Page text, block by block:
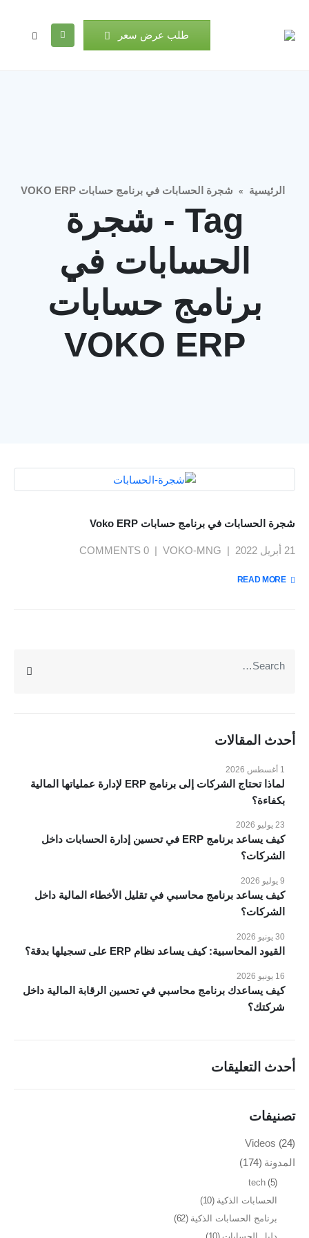
طلب عرض سعر
الرئيسية » شجرة الحسابات في برنامج حسابات VOKO ERP
Tag - شجرة
الحسابات في
برنامج حسابات
VOKO ERP
شجرة الحسابات في برنامج حسابات Voko ERP
21 أبريل 2022 VOKO-MNG
0 COMMENTS
READ MORE +
أحدث المقالات
لماذا تحتاج الشركات إلى برنامج ERP لإدارة عملياتها المالية
بكفاءة؟
1 أغسطس 2026
كيف يساعد برنامج ERP في تحسين إدارة الحسابات داخل
الشركات؟
23 يوليو 2026
كيف يساعد برنامج محاسبي في تقليل الأخطاء المالية داخل
الشركات؟
9 يوليو 2026
القيود المحاسبية: كيف يساعد نظام ERP على تسجيلها بدقة؟
30 يونيو 2026
كيف يساعدك برنامج محاسبي في تحسين الرقابة المالية داخل
شركتك؟
16 يونيو 2026
أحدث التعليقات
تصنيفات
Videos (24)
المدونة (174)
tech(5)
الحسابات الذكية (10)
برنامج الحسابات الذكية (62)
يمنحك نظام فوكو مميزات تساعدك على إدارة ومراقبة عملك
بتقنية BI , ربط الفروع , نظام صلاحيات محكم , توقع الموازنات
المدونة
اتصل بنا
انظمة voko erp
شركات المقاولات والإنشاءات
شركات الاستثمار العقاري
شركات التجارة والتوزيع
الصناعات الصغيرة
منظومة الفاتورة الإلكترونية
تواصل معنا
مدينة نصر، ميدان الساعة، 26 شارع النزهة، مكتب رقم 63
تليفون : 01149996875
بريد الكتروني : info@vokoerp.com
روابط التواصل